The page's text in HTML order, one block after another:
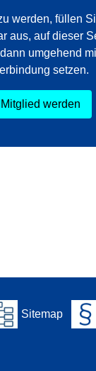
werden, füllen
aus, auf dieser
umgehend
setzen.
Mitglied werden
Sitemap